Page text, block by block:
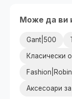
Може да ви
Gant|500
Класически
Fashion|Robin
Аксесоари